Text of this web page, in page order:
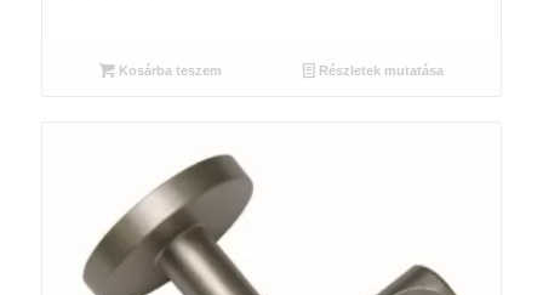
Kosárba teszem Részletek mutatása